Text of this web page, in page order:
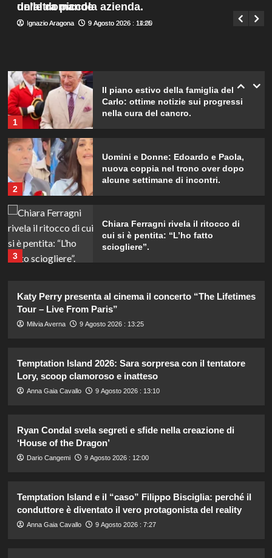
delle domande
Ignazio Aragona 9 Agosto 2026 : 14:00
un’altra piccola azienda.
Ignazio Aragona 9 Agosto 2026 : 11:25
Helena e Javier: fine dell’amore
1
Il piano estivo della famiglia del Re
Carlo: ottime notizie sui progressi
nella cura del cancro.
2
Uomini e Donne: Edoardo e Paola,
nuova coppia nel trono over dopo
alcune settimane di incontri.
3
Chiara Ferragni rivela il ritocco di
cui si è pentita: “L’ho fatto
sciogliere”.
4
Elodie e Franceska: “Se l’amore
genera rabbia…”
5
dopo il Grande Fratello? Lui nega le
voci
1
Carlo: ottime notizie sui progressi
nella cura del cancro.
2
Uomini e Donne: Edoardo e Paola,
nuova coppia nel trono over dopo
alcune settimane di incontri.
Katy Perry presenta al cinema il concerto “The Lifetimes
Tour – Live From Paris”
Milvia Averna 9 Agosto 2026 : 13:25
Temptation Island 2026: Sara sorpresa con il tentatore
Lory, scoop clamoroso e inatteso
Anna Gaia Cavallo 9 Agosto 2026 : 13:10
Ryan Condal svela segreti e sfide nella creazione di
‘House of the Dragon’
Dario Cangemi 9 Agosto 2026 : 12:00
Temptation Island e il “caso” Filippo Bisciglia: perché il
conduttore è diventato il vero protagonista del reality
Anna Gaia Cavallo 9 Agosto 2026 : 7:27